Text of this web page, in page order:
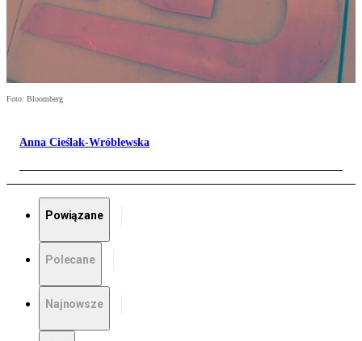
Foto: Bloomberg
Anna Cieślak-Wróblewska
Powiązane
Polecane
Najnowsze